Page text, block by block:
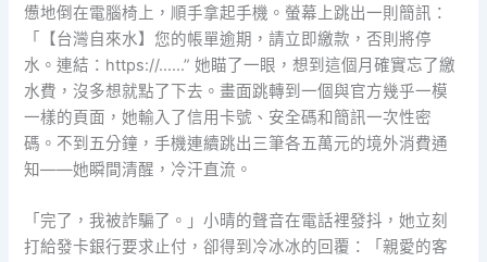
憊地倒在電腦椅上，順手拿起手機。螢幕上跳出一則簡訊：
「【台灣自來水】您的帳單逾期，請立即繳款，否則將停
水。連結：https://……” 她瞄了一眼，想到這個月確實忘了繳
水費，沒多想就點了下去。畫面跳轉到一個與官方幾乎一模
一樣的頁面，她輸入了信用卡號、安全碼和簡訊一次性密
碼。不到五分鐘，手機連續跳出三筆各五萬元的境外消費通
知——她瞬間清醒，冷汗直流。
「完了，我被詐騙了。」小晴的聲音在電話裡發抖，她立刻
打給發卡銀行要求止付，卻得到冷冰冰的回覆：「親愛的客